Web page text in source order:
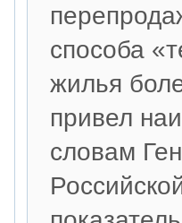
способа
жилья
привел
словам